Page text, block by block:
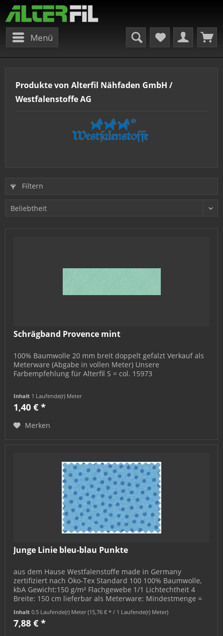
Menü
Produkte von Alterfil Nähfaden GmbH /
Westfalenstoffe AG
Filtern
Schrägband Provence mint
100% Baumwolle 20 mm breit doppelt gefalzt Verkauf als
Meterware (Abgabe in vollen Meter) Unsere
Farbempfehlung für Alterfil S = col. 15973
Inhalt 1 Laufende(r) Meter
1,40 € *
Merken
Junge Linie bleu-blau Punkte
aus dem Hause Westfalenstoffe made in Germany
zertifiziert nach Öko-Tex Standard 100 100% Baumwolle,
kbA Gewicht:150 g/m² Flachgewebe 1/1 Lichtechtheit 4
Breite: 150 cm lieferbar als Meterware: Mindestmenge =
Inhalt0.5 Laufende(r) Meter(15,76 € * / 1 Laufende(r) Meter)
7,88 € *